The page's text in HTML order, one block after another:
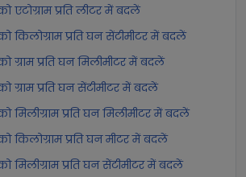
एटोग्राम प्रति लीटर में बदलें
को किलोग्राम प्रति घन सेंटीमीटर में बदलें
ग्राम प्रति घन मिलीमीटर में बदलें
ग्राम प्रति घन सेंटीमीटर में बदलें
मिलीग्राम प्रति घन मिलीमीटर में बदलें
को किलोग्राम प्रति घन मीटर में बदलें
मिलीग्राम प्रति घन सेंटीमीटर में बदलें